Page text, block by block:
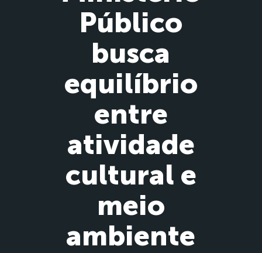
Público
busca
equilíbrio
entre
atividade
cultural e
meio
ambiente